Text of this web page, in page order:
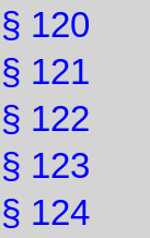
§ 120
§ 121
§ 122
§ 123
§ 124